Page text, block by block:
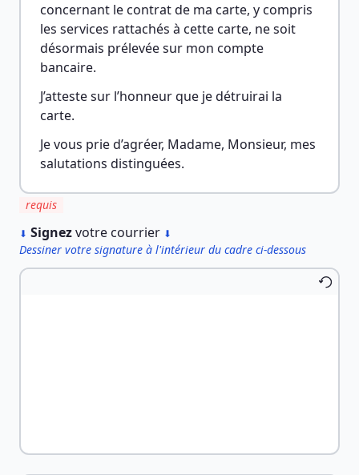
concernant le contrat de ma carte, y compris
les services rattachés à cette carte, ne soit
désormais prélevée sur mon compte
bancaire.
J’atteste sur l’honneur que je détruirai la
carte.
Je vous prie d’agréer, Madame, Monsieur, mes
salutations distinguées.
requis
⬇ Signezvotre courrier ⬇
Dessiner votre signature à l'intérieur du cadre ci-dessous